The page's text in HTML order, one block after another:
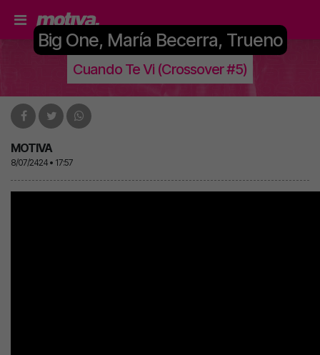
Big One, María Becerra, Trueno
Cuando Te Vi (Crossover #5)
MOTIVA
8/07/2424 • 17:57